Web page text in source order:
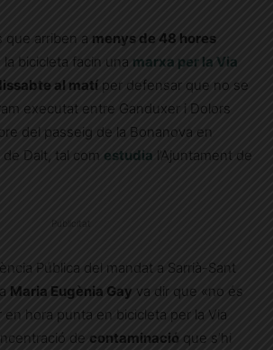
que arriben a menys de 48 hores
bicicleta facin una marxa per la Via
al matí per defensar que no se
executat entre Ganduxer i Dolors
del passeig de la Bonanova en
Dalt, tal com estudia l’Ajuntament de
Pública del mandat a Sarrià-Sant
Maria Eugènia Gay va dir que «no és
en hora punta en bicicleta per la Via
de contaminació que s’hi